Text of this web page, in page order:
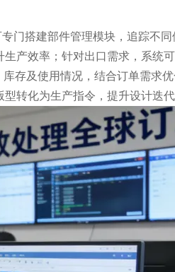
门搭建部件管理模块，追踪不
产效率；针对出口需求，系统
存及使用情况，结合订单需求优
转化为生产指令，提升设计迭代